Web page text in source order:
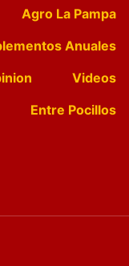
Agro La Pampa
Anuales
Videos
Entre Pocillos